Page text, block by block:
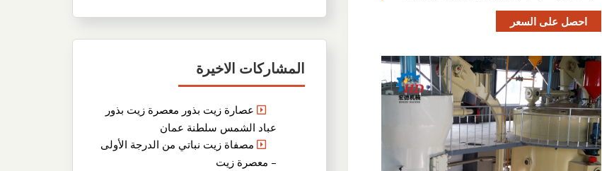
المشاركات الاخيرة
عصارة زيت بذور معصرة زيت بذور
عباد الشمس سلطنة عمان
مصفاة زيت نباتي من الدرجة الأولى
– معصرة زيت
احصل على السعر